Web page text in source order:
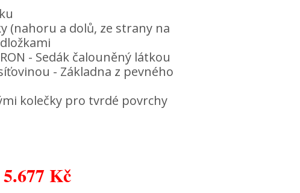
(nahoru a dolů, ze strany na
- Sedák čalouněný látkou
- Základna z pevného
kolečky pro tvrdé povrchy
Kč